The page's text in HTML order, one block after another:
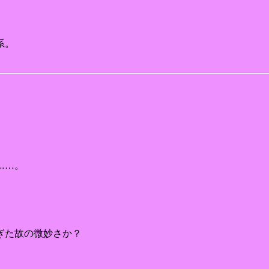
。
故の微妙さか？